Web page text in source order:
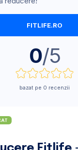
FITLIFE.RO
0/5
bazat pe 0 recenzii